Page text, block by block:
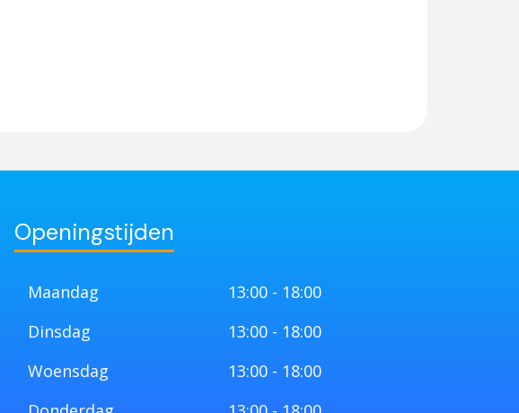
Openingstijden
Maandag
13:00 - 18:00
Dinsdag
13:00 - 18:00
Woensdag
13:00 - 18:00